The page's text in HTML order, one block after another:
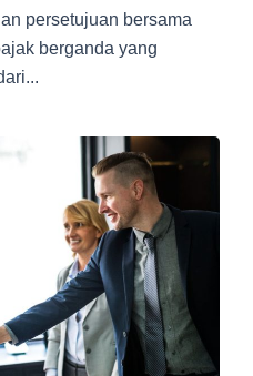
persetujuan bersama
berganda yang